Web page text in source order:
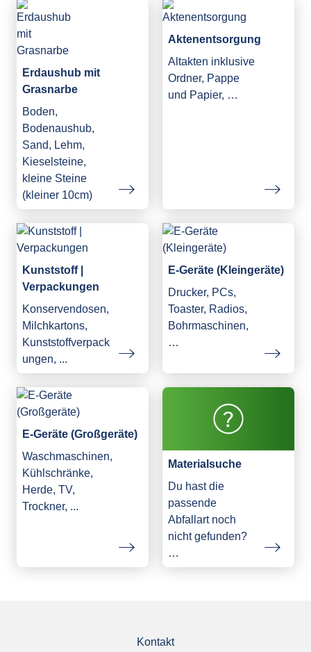
Erdaushub mit
Grasnarbe
Boden,
Bodenaushub,
Sand, Lehm,
Kieselsteine,
kleine Steine
(kleiner 10cm)
Aktenentsorgung
Altakten inklusive
Ordner, Pappe
und Papier, …
Kunststoff |
Verpackungen
Konservendosen,
Milchkartons,
Kunststoffverpack
ungen, ...
E-Geräte (Kleingeräte)
Drucker, PCs,
Toaster, Radios,
Bohrmaschinen,
…
E-Geräte (Großgeräte)
Waschmaschinen,
Kühlschränke,
Herde, TV,
Trockner, ...
Materialsuche
Du hast die
passende
Abfallart noch
nicht gefunden?
…
Kontakt